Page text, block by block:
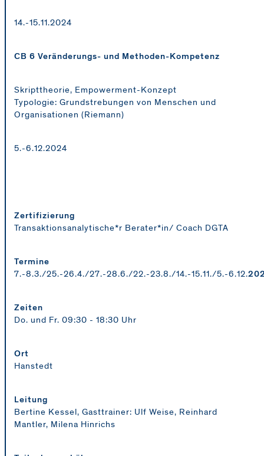
14.-15.11.2024
CB 6 Veränderungs- und Methoden-Kompetenz
Skripttheorie, Empowerment-Konzept
Typologie: Grundstrebungen von Menschen und
Organisationen (Riemann)
5.-6.12.2024
Zertifizierung
Transaktionsanalytische*r Berater*in/ Coach DGTA
Termine
7.-8.3./25.-26.4./27.-28.6./22.-23.8./14.-15.11./5.-6.12.
Zeiten
Do. und Fr. 09:30 - 18:30 Uhr
Ort
Hanstedt
Leitung
Bertine Kessel, Gasttrainer: Ulf Weise, Reinhard
Mantler, Milena Hinrichs